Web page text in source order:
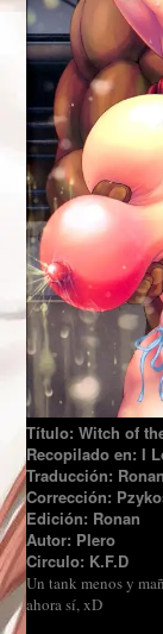
Título:Witch of
Recopilado en: I
Traducción: Ronan
Corrección:
Edición: Ronan
Autor: PIero
Circulo: K.F.D
Un tank menos y
ahora sí, xD